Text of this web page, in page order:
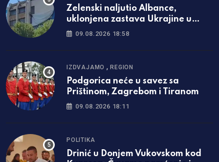
Zelenski naljutio Albance,
uklonjena zastava Ukrajine u
Prištini
09.08.2026 18:58
IZDVAJAMO ,REGION
Podgorica neće u savez sa
Prištinom, Zagrebom i Tiranom
09.08.2026 18:11
POLITIKA
Drinić u Donjem Vukovskom kod